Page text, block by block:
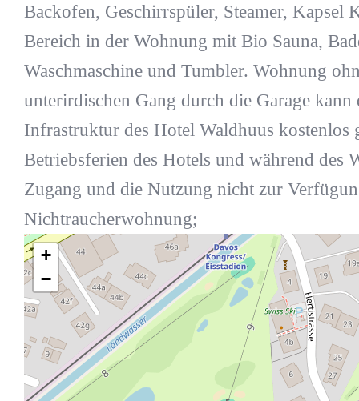
Backofen, Geschirrspüler, Steamer, Kapsel
Bereich in der Wohnung mit Bio Sauna,
Waschmaschine und Tumbler. Wohnung
unterirdischen Gang durch die Garage kann
Infrastruktur des Hotel Waldhuus kostenlos
Betriebsferien des Hotels und während des
Zugang und die Nutzung nicht zur
Nichtraucherwohnung;
+
−